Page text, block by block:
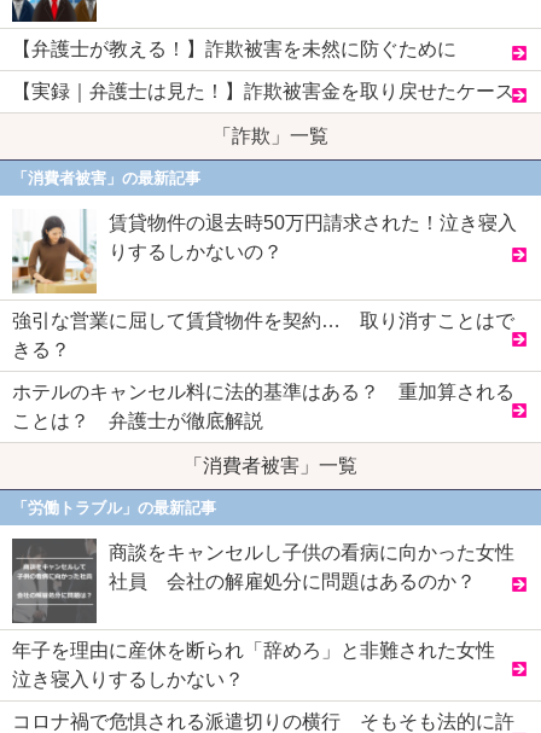
【弁護士が教える！】詐欺被害を未然に防ぐために
【実録｜弁護士は見た！】詐欺被害金を取り戻せたケース
「詐欺」一覧
「消費者被害」の最新記事
賃貸物件の退去時50万円請求された！泣き寝入
りするしかないの？
強引な営業に屈して賃貸物件を契約… 取り消すことはで
きる？
ホテルのキャンセル料に法的基準はある？ 重加算される
ことは？ 弁護士が徹底解説
「消費者被害」一覧
「労働トラブル」の最新記事
商談をキャンセルし子供の看病に向かった女性
社員 会社の解雇処分に問題はあるのか？
年子を理由に産休を断られ「辞めろ」と非難された女性
泣き寝入りするしかない？
コロナ禍で危惧される派遣切りの横行 そもそも法的に許